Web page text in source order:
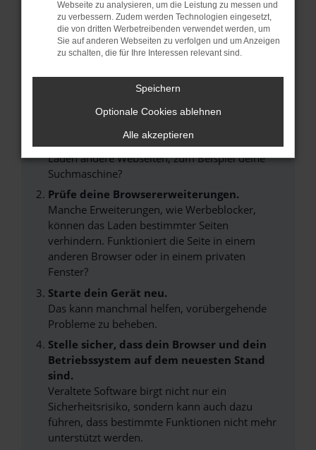
Fehler: Network Error
Beim Laden ist ein Fehler aufgetreten.
Internetverbindung.
Laden andere Webseiten, zum Beispiel deine
Suchmaschine?
Prüfe deine Browsererweiterungen.
Manche Erweiterungen, wie Werbeblocker,
können das Laden bestimmter Seiten
verhindern. Funktioniert die Seite in einem
anderen Browser oder in einem privaten
Fenster?
Starte dein Gerät neu.
Das kann manchmal helfen, vorübergehende
Probleme zu beheben.
Stelle sicher, dass dein Browser und dein
Betriebssystem auf dem neuesten Stand
sind.
Veraltete Software birgt nicht nur ein
Sicherheitsrisiko, sondern kann auch dazu
führen, dass bestimmte Funktionen nicht mehr
unterstützt werden.
Webseite zu analysieren, um die Leistung zu messen und
zu verbessern. Zudem werden Technologien eingesetzt,
die von dritten Werbetreibenden verwendet werden, um
Sie auf anderen Webseiten zu verfolgen und um Anzeigen
zu schalten, die für Ihre Interessen relevant sind.
Speichern
Optionale Cookies ablehnen
Alle akzeptieren